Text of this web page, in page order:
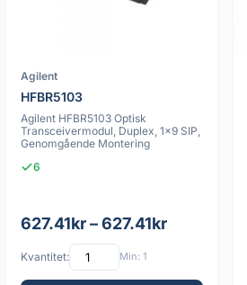
Agilent
HFBR5103
Agilent HFBR5103 Optisk
Transceivermodul, Duplex, 1x9 SIP,
Genomgående Montering
6
627.41kr – 627.41kr
Kvantitet: Min: 1